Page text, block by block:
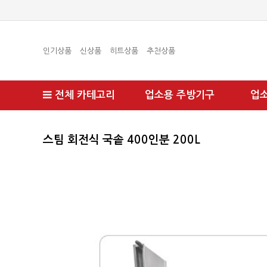
인기상품 신상품 히트상품 추천상품
전체 카테고리 업소용 주방기구 업
스팀 회전식 국솥 400인분 200L